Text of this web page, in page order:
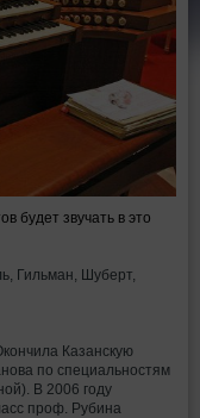
будет звучать в это
Гильман, Шуберт,
Казанскую
по специальностям
В 2006 году
проф. Рубина